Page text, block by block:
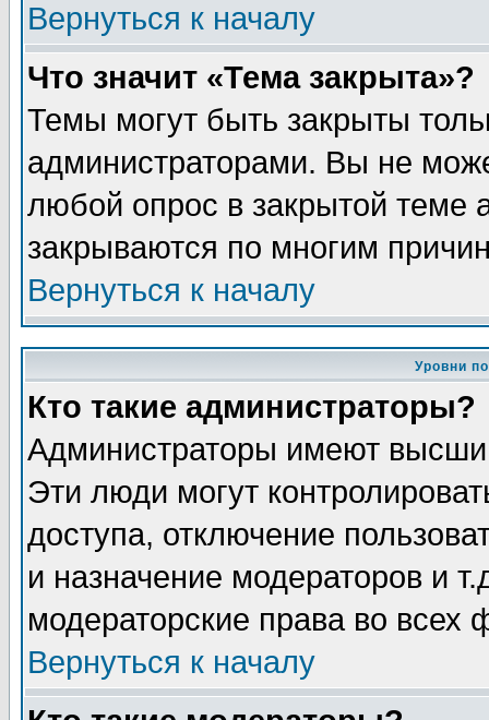
Вернуться к началу
Что значит «Тема закрыта»?
Темы могут быть закрыты
администраторами. Вы не
любой опрос в закрытой теме
закрываются по многим
Вернуться к началу
Уровни
Кто такие администраторы?
Администраторы имеют
Эти люди могут
доступа, отключение
и назначение модераторов и
модераторские права во всех
Вернуться к началу